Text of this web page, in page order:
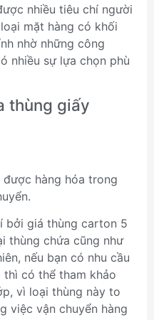
nhiều tiêu chí người
mặt hàng có khối
nhờ những công
nhiều sự lựa chọn phù
thùng giấy
hàng hóa trong
bởi giá thùng carton 5
thùng chứa cũng như
nếu bạn có nhu cầu
thì có thể tham khảo
vì loại thùng này to
việc vận chuyển hàng